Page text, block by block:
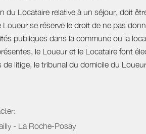
du Locataire relative à un séjour, doit
Loueur se réserve le droit de ne pas
publiques dans la commune ou la
le Loueur et le Locataire font
de litige, le tribunal du domicile du
- La Roche-Posay